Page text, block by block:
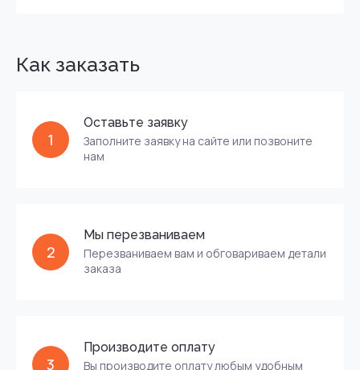
Как заказать
1
Оставьте заявку
Заполните заявку на сайте или позвоните
нам
2
Мы перезваниваем
Перезваниваем вам и обговариваем детали
заказа
3
Производите оплату
Вы производите оплату любым удобным